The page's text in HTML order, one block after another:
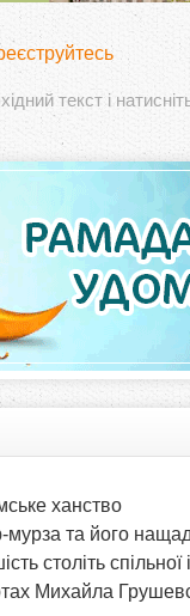
текст і
ханство
мурза та його
століть спільної
Михайла